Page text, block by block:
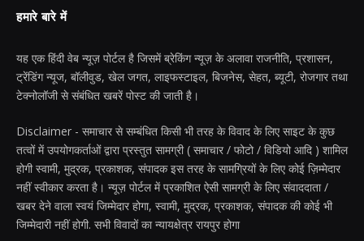
हमारे बारे में
यह एक हिंदी वेब न्यूज़ पोर्टल है जिसमें ब्रेकिंग न्यूज़ के अलावा राजनीति, प्रशासन,
ट्रेंडिंग न्यूज, बॉलीवुड, खेल जगत, लाइफस्टाइल, बिजनेस, सेहत, ब्यूटी, रोजगार तथा
टेक्नोलॉजी से संबंधित खबरें पोस्ट की जाती है।
Disclaimer - समाचार से सम्बंधित किसी भी तरह के विवाद के लिए साइट के कुछ
तत्वों में उपयोगकर्ताओं द्वारा प्रस्तुत सामग्री ( समाचार / फोटो / विडियो आदि ) शामिल
होगी स्वामी, मुद्रक, प्रकाशक, संपादक इस तरह के सामग्रियों के लिए कोई ज़िम्मेदार
नहीं स्वीकार करता है। न्यूज़ पोर्टल में प्रकाशित ऐसी सामग्री के लिए संवाददाता /
खबर देने वाला स्वयं जिम्मेदार होगा, स्वामी, मुद्रक, प्रकाशक, संपादक की कोई भी
जिम्मेदारी नहीं होगी. सभी विवादों का न्यायक्षेत्र रायपुर होगा